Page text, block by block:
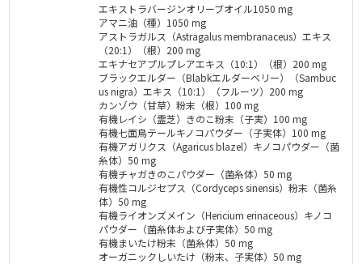
エキストラバージンオリーブオイル1050 mg
アマニ油（種）1050 mg
アストラガルス（Astragalus membranaceus）エキス
（20:1）（根）200 mg
エキナセアプルプレアエキス（10:1）（根）200 mg
ブラックエルダー（Blabkエルダーベリー）（Sambuc
us nigra）エキス（10:1）（フルーツ）200 mg
カンゾウ（甘草）粉末（根）100 mg
有機レイシ（霊芝）きのこ粉末（子実）100 mg
有機七面鳥テールキノコパウダー（子実体）100 mg
有機アガリクス（Agaricus blazel）キノコパウダー（菌
糸体）50 mg
有機チャガきのこパウダー（菌糸体）50 mg
有機性コルジセプス（Cordyceps sinensis）粉末（菌糸
体）50 mg
有機ライオンズメイン（Hericium erinaceous）キノコ
パウダー（菌糸体および子実体）50 mg
有機まいたけ粉末（菌糸体）50 mg
オーガニックしいたけ（粉末、子実体）50 mg